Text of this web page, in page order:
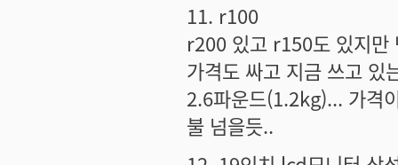
11. r100
r200 있고 r150도 있지만
가격도 싸고 지금 쓰고 있
2.6파운드(1.2kg)... 가격
불 넘을듯..